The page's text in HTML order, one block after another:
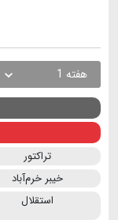
هفته 1
تراکتور
خیبر خرم‌آباد
استقلال